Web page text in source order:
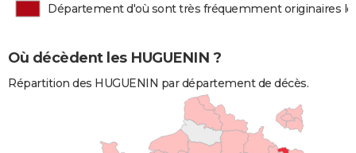
Département d'où sont très fréquemment originaires
Où décèdent les HUGUENIN ?
Répartition des HUGUENIN par département de décès.